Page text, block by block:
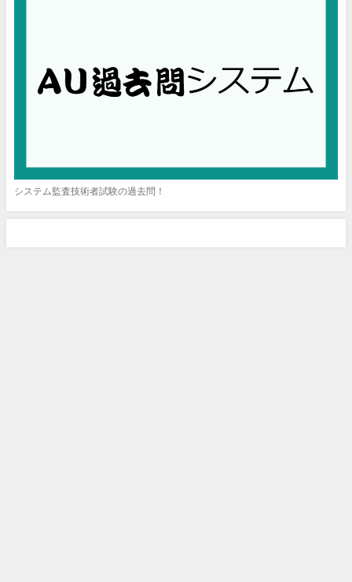
システム監査技術者試験の過去問！